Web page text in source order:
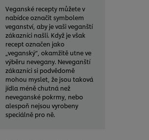
Veganské recepty můžete v
nabídce označit symbolem
veganství, aby je vaši veganští
zákazníci našli. Když je však
recept označen jako
„veganský“, okamžitě utne ve
výběru nevegany. Neveganští
zákazníci si podvědomě
mohou myslet, že jsou taková
jídla méně chutná než
neveganské pokrmy, nebo
alespoň nejsou vyrobeny
speciálně pro ně.